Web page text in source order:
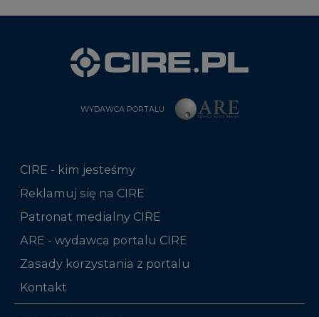
WYDAWCA PORTALU
CIRE - kim jesteśmy
Reklamuj się na CIRE
Patronat medialny CIRE
ARE - wydawca portalu CIRE
Zasady korzystania z portalu
Kontakt